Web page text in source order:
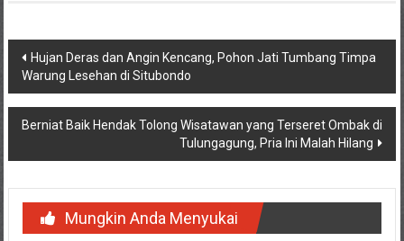
Navigasi
pos
Hujan Deras dan Angin Kencang, Pohon Jati Tumbang Timpa
Warung Lesehan di Situbondo
Berniat Baik Hendak Tolong Wisatawan yang Terseret Ombak di
Tulungagung, Pria Ini Malah Hilang
Mungkin Anda Menyukai